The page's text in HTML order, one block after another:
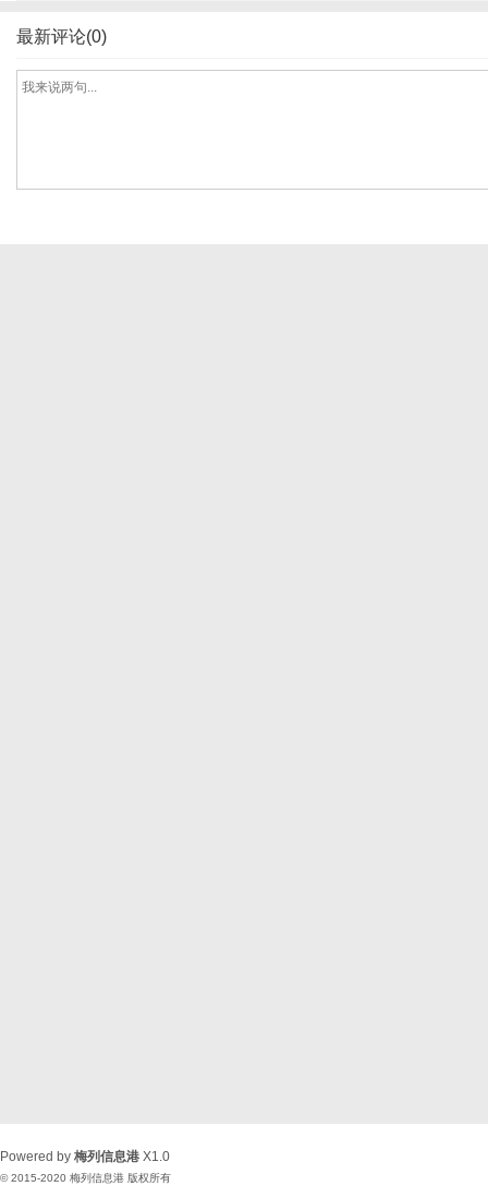
最新评论(0)
Powered by 梅列信息港 X1.0
© 2015-2020 梅列信息港 版权所有